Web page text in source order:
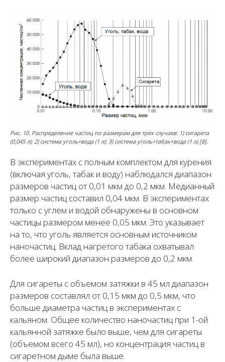
Рис. 10. Распределение частиц по размерам для трех случаев: 1) сигарета
(0,045 л); 2) система уголь+вода (1 л); 3) система уголь+табак+вода (1 л) [8].
В экспериментах с полным комплектом для курения
(включая уголь, табак и воду) наблюдался диапазон
размеров частиц от 0,01 мкм до 0,2 мкм. Медианный
размер частиц составил 0,04 мкм. В экспериментах
только с углем и водой обнаружены в основном
частицы размером менее 0,05 мкм. Это указывает
на то, что уголь является основным источником
наночастиц. Вклад нагретого табака охватывал
более широкий диапазон размеров до 0,2 мкм.
Для сигареты с объемом затяжки в 45 мл диапазон
размеров составлял от 0,15 мкм до 0,5 мкм, что
больше диаметра частиц в экспериментах с
кальяном. Общее количество наночастиц при 1-ой
кальянной затяжке было выше, чем для сигареты
(объемом всего 45 мл), но концентрация частиц в
сигаретном дыме была выше.